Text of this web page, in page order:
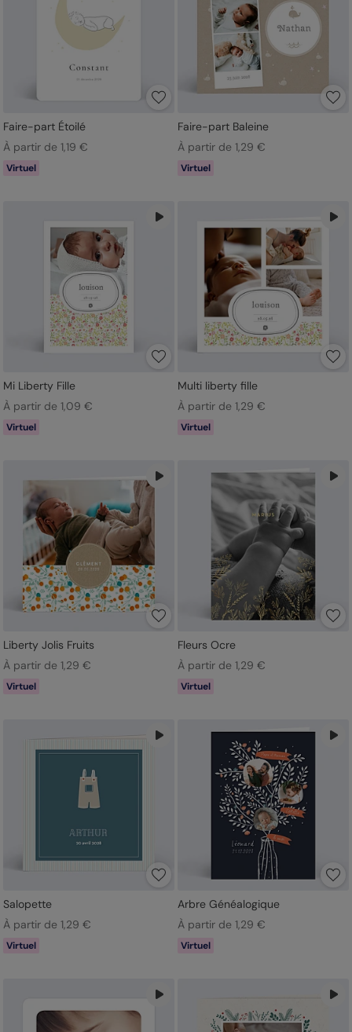
Faire-part Étoilé
À partir de 1,19 €
Virtuel
Faire-part Baleine
À partir de 1,29 €
Virtuel
Mi Liberty Fille
À partir de 1,09 €
Virtuel
Multi liberty fille
À partir de 1,29 €
Virtuel
Liberty Jolis Fruits
À partir de 1,29 €
Virtuel
Fleurs Ocre
À partir de 1,29 €
Virtuel
Salopette
À partir de 1,29 €
Virtuel
Arbre Généalogique
À partir de 1,29 €
Virtuel